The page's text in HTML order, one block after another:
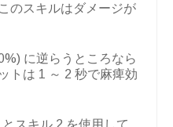
のスキルはダメージが
に逆らうところなら
トは 1 ～ 2 秒で麻痺効
スキル 2 を使用して、